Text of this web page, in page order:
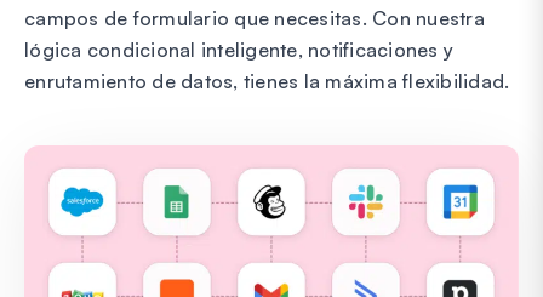
campos de formulario que necesitas. Con nuestra
lógica condicional inteligente, notificaciones y
enrutamiento de datos, tienes la máxima flexibilidad.